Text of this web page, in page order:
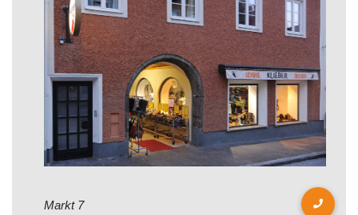
Markt 7